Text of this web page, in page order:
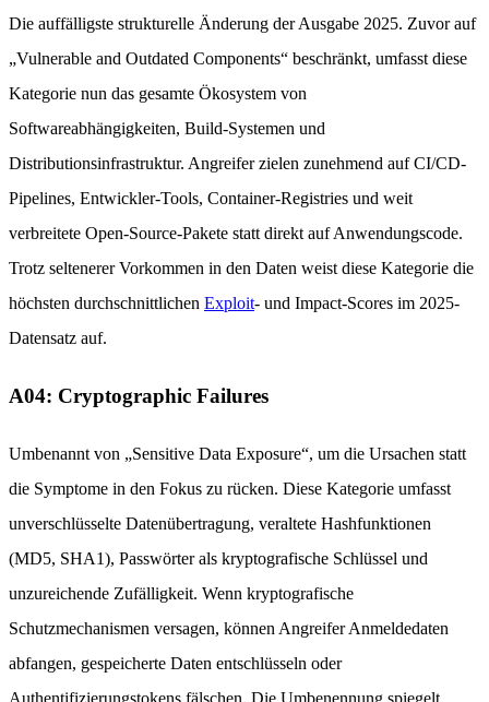
Die auffälligste strukturelle Änderung der Ausgabe 2025. Zuvor auf
„Vulnerable and Outdated Components“ beschränkt, umfasst diese
Kategorie nun das gesamte Ökosystem von
Softwareabhängigkeiten, Build-Systemen und
Distributionsinfrastruktur. Angreifer zielen zunehmend auf CI/CD-
Pipelines, Entwickler-Tools, Container-Registries und weit
verbreitete Open-Source-Pakete statt direkt auf Anwendungscode.
Trotz seltenerer Vorkommen in den Daten weist diese Kategorie die
höchsten durchschnittlichen Exploit- und Impact-Scores im 2025-
Datensatz auf.
A04: Cryptographic Failures
Umbenannt von „Sensitive Data Exposure“, um die Ursachen statt
die Symptome in den Fokus zu rücken. Diese Kategorie umfasst
unverschlüsselte Datenübertragung, veraltete Hashfunktionen
(MD5, SHA1), Passwörter als kryptografische Schlüssel und
unzureichende Zufälligkeit. Wenn kryptografische
Schutzmechanismen versagen, können Angreifer Anmeldedaten
abfangen, gespeicherte Daten entschlüsseln oder